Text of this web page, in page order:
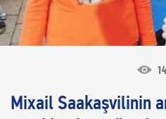
Mixail Saakaşvilinin